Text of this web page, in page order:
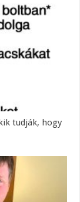
tudják, hogy